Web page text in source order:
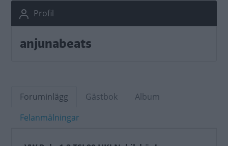
Profil
anjunabeats
Foruminlägg Gästbok
Album
Felanmälningar